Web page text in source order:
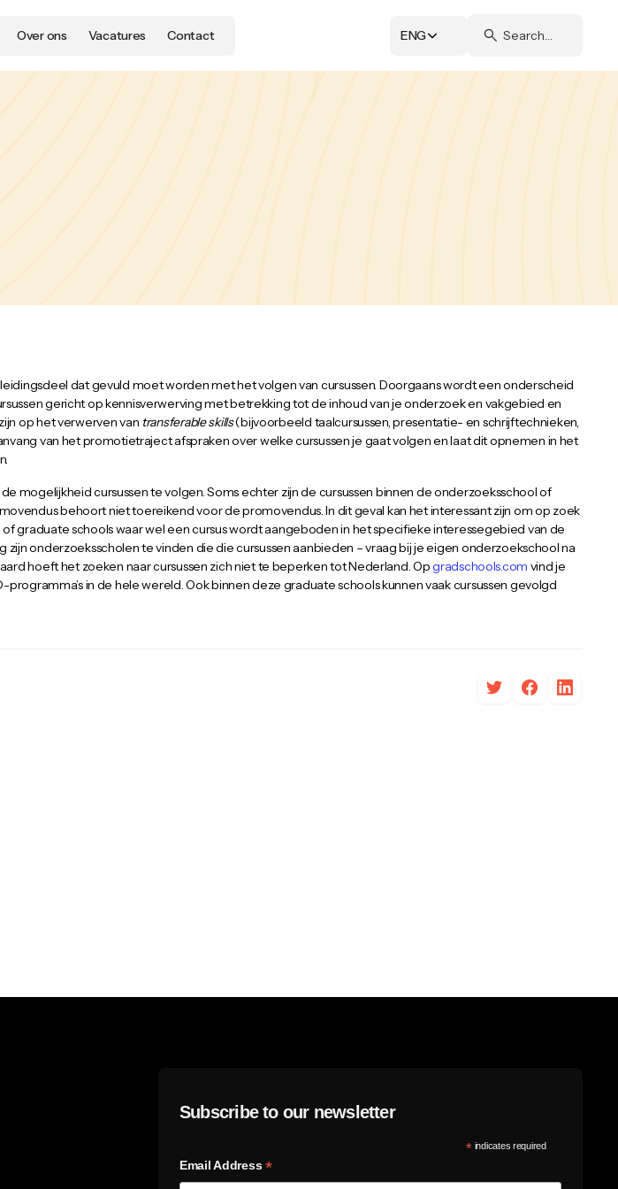
Over ons Vacatures Contact ENG
dat gevuld moet worden met het volgen van cursussen. Doorgaans wordt een onderscheid
gericht op kennisverwerving met betrekking tot de inhoud van je onderzoek en vakgebied en
op het verwerven van transferable skills(bijvoorbeeld taalcursussen, presentatie- en schrijftechnieken,
van het promotietraject afspraken over welke cursussen je gaat volgen en laat dit opnemen in het
mogelijkheid cursussen te volgen. Soms echter zijn de cursussen binnen de onderzoeksschool of
behoort niet toereikend voor de promovendus. In dit geval kan het interessant zijn om op zoek
graduate schools waar wel een cursus wordt aangeboden in het specifieke interessegebied van de
zijn onderzoeksscholen te vinden die die cursussen aanbieden – vraag bij je eigen onderzoekschool na
hoeft het zoeken naar cursussen zich niet te beperken tot Nederland. Opgradschools.com vind je
programma’s in de hele wereld. Ook binnen deze graduate schools kunnen vaak cursussen gevolgd
Subscribe to our newsletter
* indicates required
Email Address*